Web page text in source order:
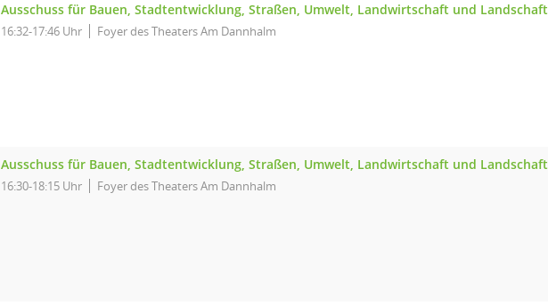
Ausschuss für Bauen, Stadtentwicklung, Straßen, Umwelt, Landwirtschaft und Landschaft
16:32-17:46 Uhr Foyer des Theaters Am Dannhalm
Ausschuss für Bauen, Stadtentwicklung, Straßen, Umwelt, Landwirtschaft und Landschaft
16:30-18:15 Uhr Foyer des Theaters Am Dannhalm